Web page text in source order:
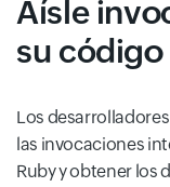
Aísle
su código
Los
las invocaciones
Ruby y obtener los